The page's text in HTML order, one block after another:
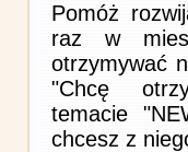
Pomóż
raz w
otrzymywać
"Chcę
temacie
chcesz z